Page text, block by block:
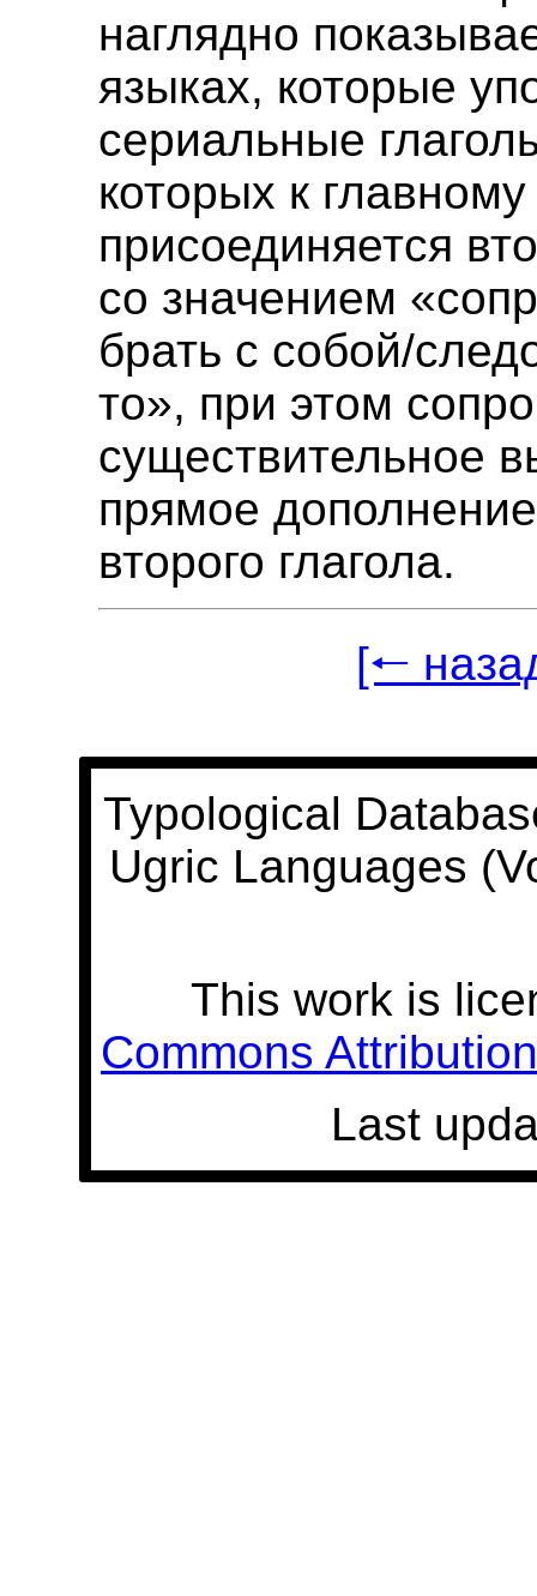
наглядно
языках, которые
сериальные
которых к главному
присоединяется
со значением
брать с собой/
то», при этом
существительное
прямое дополнение
второго глагола.
[🠐
Typological
Ugric Languages
This work is
Commons
Last